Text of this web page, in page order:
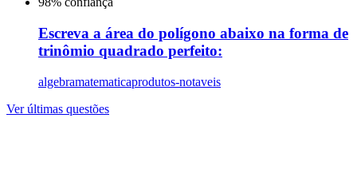
Escreva a área do polígono abaixo na forma de
trinômio quadrado perfeito:
algebramatematicaprodutos-notaveis
Ver últimas questões